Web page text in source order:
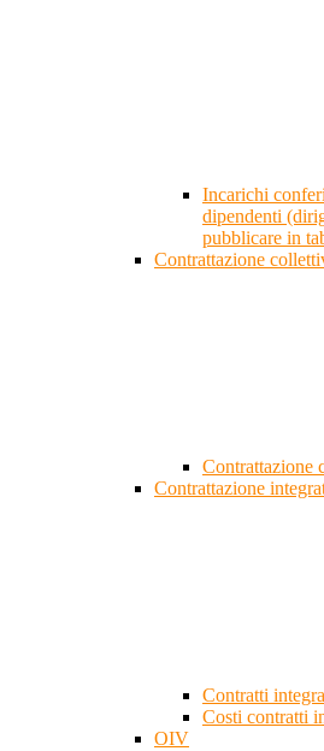
Incarichi
dipendenti
pubblicare in
Contrattazione
Contrattazione
Contrattazione
Contratti
Costi contratti
OIV